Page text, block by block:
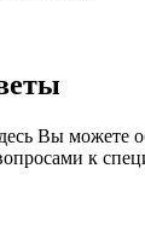
Вы можете
к